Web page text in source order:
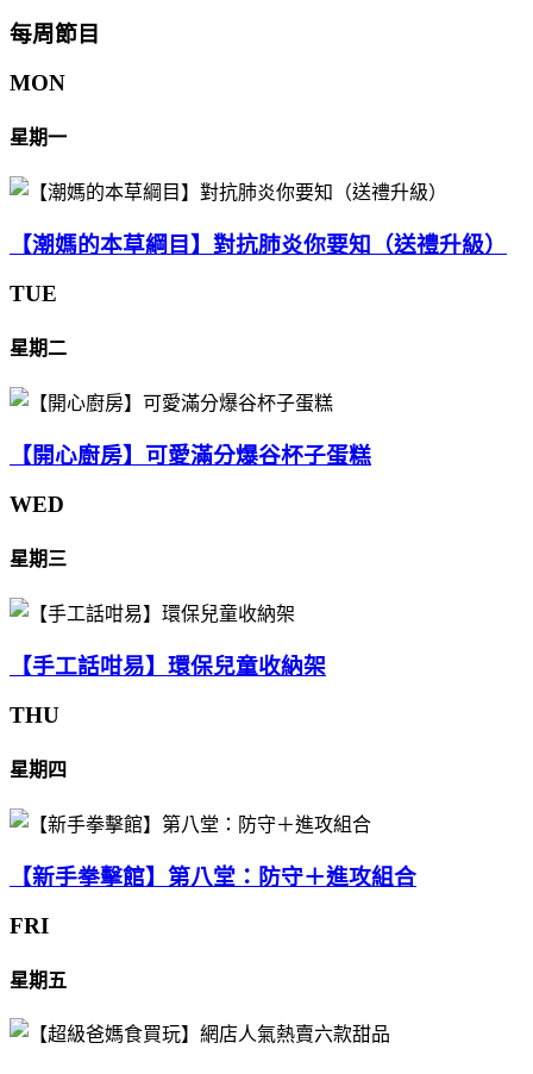
每周節目
MON
星期一
【潮媽的本草綱目】對抗肺炎你要知（送禮升級）
TUE
星期二
【開心廚房】可愛滿分爆谷杯子蛋糕
WED
星期三
【手工話咁易】環保兒童收納架
THU
星期四
【新手拳擊館】第八堂：防守＋進攻組合
FRI
星期五